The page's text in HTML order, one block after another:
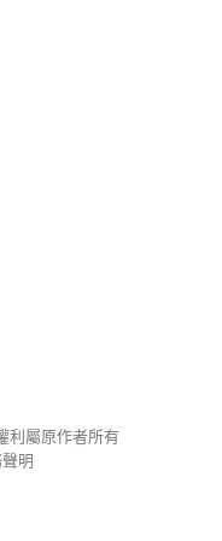
利屬原作者所有
明